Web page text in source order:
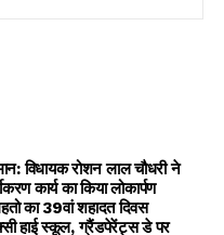
विधायक रोशन लाल चौधरी ने
कार्य का किया लोकार्पण
का 39वां शहादत दिवस
हाई स्कूल, ग्रैंडपेरेंट्स डे पर